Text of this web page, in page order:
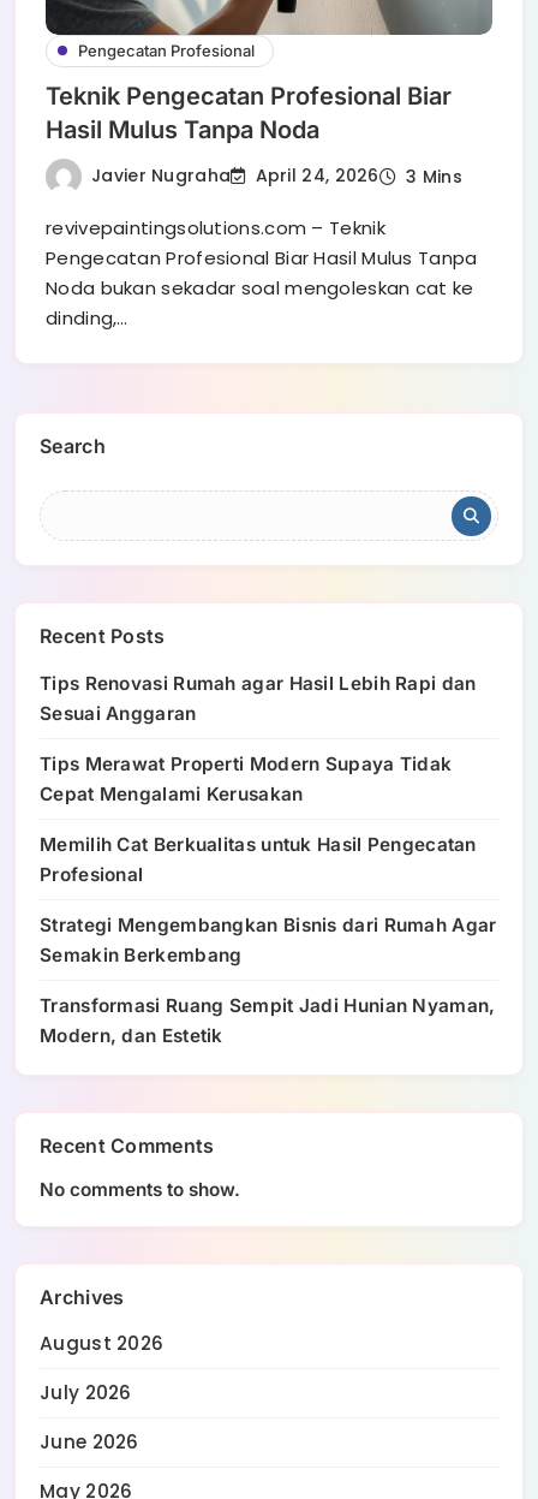
Pengecatan Profesional
Teknik Pengecatan Profesional Biar
Hasil Mulus Tanpa Noda
Javier Nugraha April 24, 2026 3 Mins
revivepaintingsolutions.com – Teknik
Pengecatan Profesional Biar Hasil Mulus Tanpa
Noda bukan sekadar soal mengoleskan cat ke
dinding,…
Search
Recent Posts
Tips Renovasi Rumah agar Hasil Lebih Rapi dan
Sesuai Anggaran
Tips Merawat Properti Modern Supaya Tidak
Cepat Mengalami Kerusakan
Memilih Cat Berkualitas untuk Hasil Pengecatan
Profesional
Strategi Mengembangkan Bisnis dari Rumah Agar
Semakin Berkembang
Transformasi Ruang Sempit Jadi Hunian Nyaman,
Modern, dan Estetik
Recent Comments
No comments to show.
Archives
August 2026
July 2026
June 2026
May 2026